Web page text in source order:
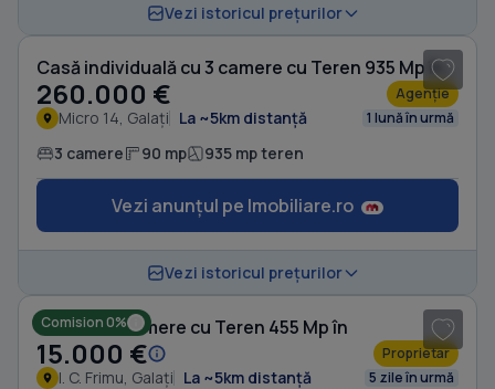
Vezi istoricul prețurilor
Casă individuală cu 3 camere cu Teren 935 Mp în Micro 14
260.000 € Agenție
Micro 14, Galați La ~5km distanță 1 lună în urmă
3 camere 90 mp 935 mp teren
Vezi anunțul pe Imobiliare.ro
Vezi istoricul prețurilor
Comision 0%
Casă cu 3 camere cu Teren 455 Mp în
15.000 € Proprietar
I. C. Frimu, Galați La ~5km distanță 5 zile în urmă